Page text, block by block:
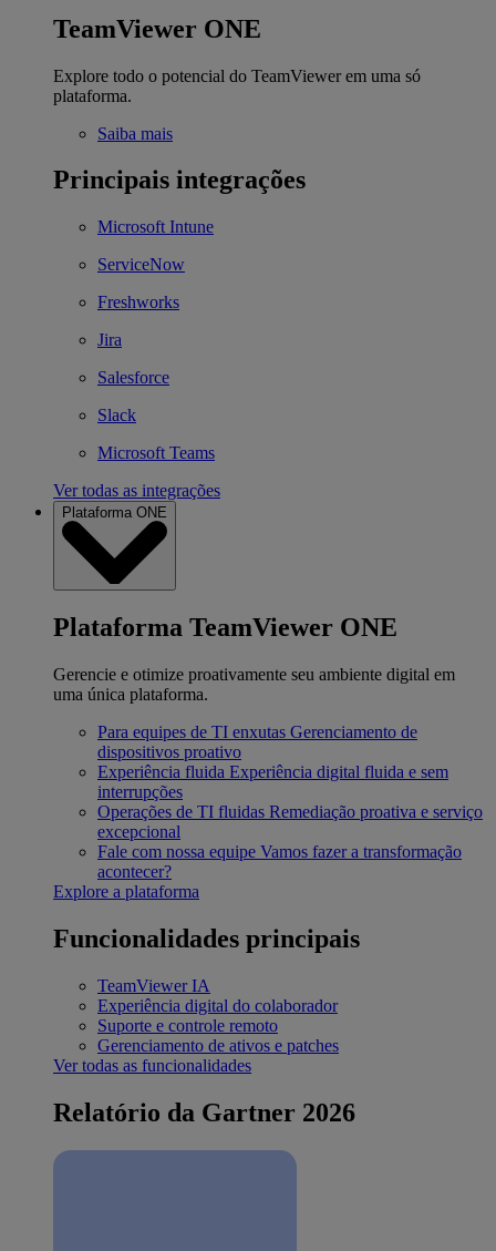
TeamViewer ONE
Explore todo o potencial do TeamViewer em uma só
plataforma.
Saiba mais
Principais integrações
Microsoft Intune
ServiceNow
Freshworks
Jira
Salesforce
Slack
Microsoft Teams
Ver todas as integrações
Plataforma ONE
Plataforma TeamViewer ONE
Gerencie e otimize proativamente seu ambiente digital em
uma única plataforma.
Para equipes de TI enxutas Gerenciamento de
dispositivos proativo
Experiência fluida Experiência digital fluida e sem
interrupções
Operações de TI fluidas Remediação proativa e serviço
excepcional
Fale com nossa equipe Vamos fazer a transformação
acontecer?
Explore a plataforma
Funcionalidades principais
TeamViewer IA
Experiência digital do colaborador
Suporte e controle remoto
Gerenciamento de ativos e patches
Ver todas as funcionalidades
Relatório da Gartner 2026